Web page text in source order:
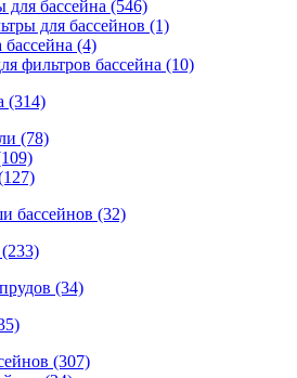
бассейна (546)
для бассейнов (1)
(4)
фильтров бассейна (10)
(314)
(78)
бассейнов (32)
(34)
(307)